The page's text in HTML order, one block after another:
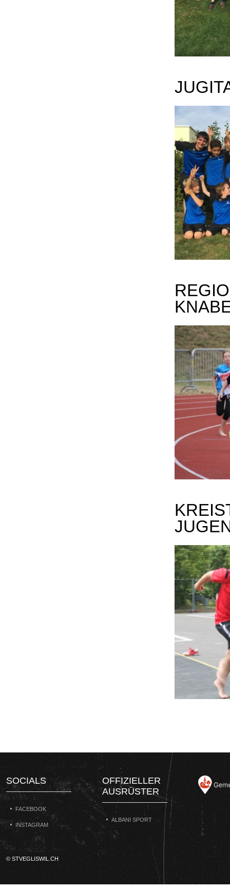
SOCIALS
FACEBOOK
INSTAGRAM
OFFIZIELLER
AUSRÜSTER
ALBANI SPORT
© STVEGLISWIL.CH